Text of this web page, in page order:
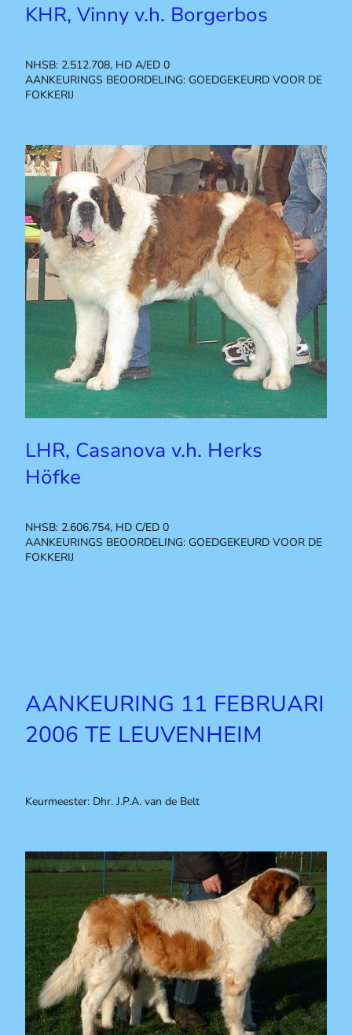
KHR, Vinny v.h. Borgerbos
NHSB: 2.512.708, HD A/ED 0
AANKEURINGS BEOORDELING: GOEDGEKEURD VOOR DE
FOKKERIJ
LHR, Casanova v.h. Herks
Höfke
NHSB: 2.606.754, HD C/ED 0
AANKEURINGS BEOORDELING: GOEDGEKEURD VOOR DE
FOKKERIJ
AANKEURING 11 FEBRUARI
2006 TE LEUVENHEIM
Keurmeester: Dhr. J.P.A. van de Belt